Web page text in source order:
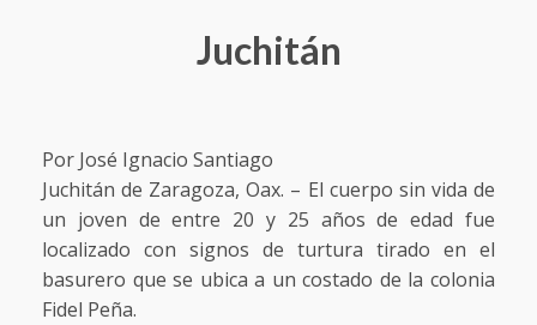
Juchitán
Por José Ignacio Santiago
Juchitán de Zaragoza, Oax. – El cuerpo sin vida de
un joven de entre 20 y 25 años de edad fue
localizado con signos de turtura tirado en el
basurero que se ubica a un costado de la colonia
Fidel Peña.